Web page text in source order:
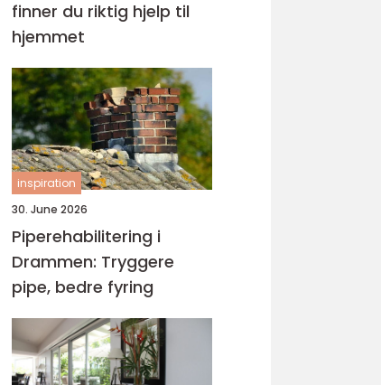
finner du riktig hjelp til
hjemmet
inspiration
30. June 2026
Piperehabilitering i
Drammen: Tryggere
pipe, bedre fyring